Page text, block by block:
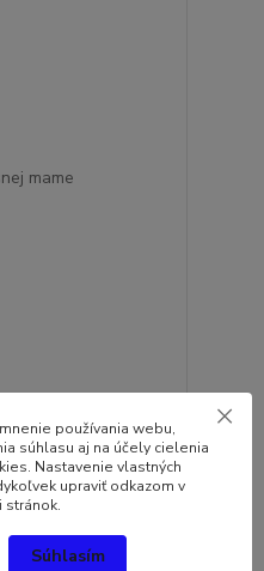
Skladom
do košíka
používania webu,
súhlasu aj na účely cielenia
Nastavenie vlastných
upraviť odkazom v
stránok.
Súhlasím